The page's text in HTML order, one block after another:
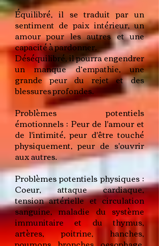
Équilibré, il se traduit par un
sentiment de paix intérieur, un
amour pour les autres et une
capacité à pardonner.
Déséquilibré, il pourra engendrer
un manque d’empathie, une
grande peur du rejet et des
blessures profondes.
Problèmes potentiels
émotionnels : Peur de l'amour et
de l'intimité, peur d'être touché
physiquement, peur de s'ouvrir
aux autres.
Problèmes potentiels physiques :
Coeur, attaque cardiaque,
tension artérielle et circulation
sanguine, maladie du système
immunitaire et du thymus,
artères, poitrine, hanches,